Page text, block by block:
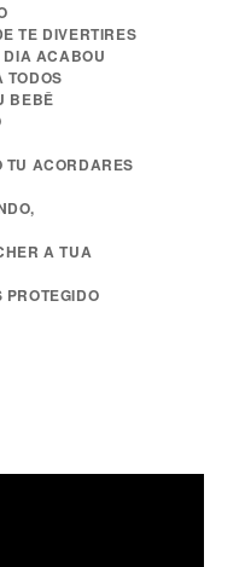
TE DIVERTIRES
DIA ACABOU
TODOS
BEBÊ
TU ACORDARES
A TUA